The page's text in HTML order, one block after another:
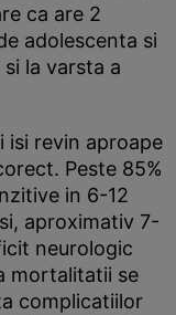
ca are 2
adolescenta si
la varsta a
isi revin aproape
Peste 85%
in 6-12
aproximativ 7-
neurologic
mortalitatii se
complicatiilor